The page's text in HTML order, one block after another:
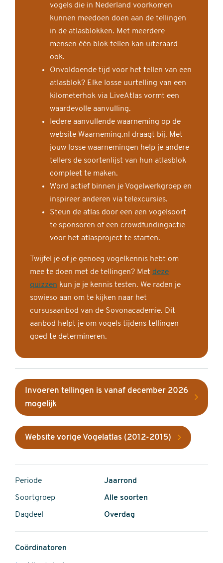
vogels die in Nederland voorkomen
kunnen meedoen doen aan de tellingen
in de atlasblokken. Met meerdere
mensen één blok tellen kan uiteraard
ook.
Onvoldoende tijd voor het tellen van een
atlasblok? Elke losse uurtelling van een
kilometerhok via LiveAtlas vormt een
waardevolle aanvulling.
Iedere aanvullende waarneming op de
website Waarneming.nl draagt bij. Met
jouw losse waarnemingen help je andere
tellers de soortenlijst van hun atlasblok
compleet te maken.
Word actief binnen je Vogelwerkgroep en
inspireer anderen via telexcursies.
Steun de atlas door een een vogelsoort
te sponsoren of een crowdfundingactie
voor het atlasproject te starten.
Twijfel je of je genoeg vogelkennis hebt om
mee te doen met de tellingen? Met deze
quizzen kun je je kennis testen. We raden je
sowieso aan om te kijken naar het
cursusaanbod van de Sovonacademie. Dit
aanbod helpt je om vogels tijdens tellingen
goed te determineren.
Invoeren tellingen is vanaf december 2026
mogelijk
Website vorige Vogelatlas (2012-2015)
Periode Jaarrond
Soortgroep Alle soorten
Dagdeel Overdag
Coördinatoren